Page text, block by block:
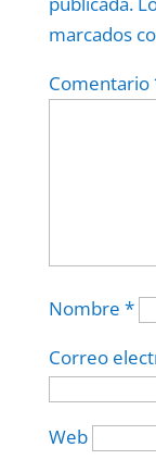
marcados
Comentario
Nombre *
Correo
Web